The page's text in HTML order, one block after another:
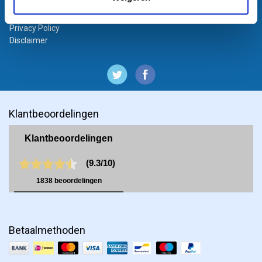
Algemene voorwaarden bedrijven
Algemene voorwaarden particulieren
Privacy Policy
Disclaimer
Klantbeoordelingen
Betaalmethoden